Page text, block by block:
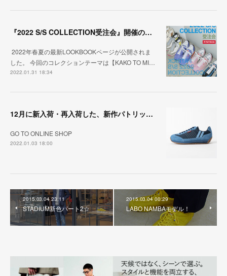
『2022 S/S COLLECTION受注会』開催のお知らせ
2022年春夏の最新LOOKBOOKページが公開されま
した。 今回のコレクションテーマは【KAKO TO MI…
2022.01.31 18:34
12月に新入荷・再入荷した、新作パトリックをまとめました。
GO TO ONLINE SHOP
2022.01.03 18:00
2015.03.04 23:11
STADIUM新色パート2☆
2015.03.04 00:29
LABO NAMBAモデル！